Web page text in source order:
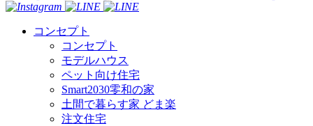
コンセプト
コンセプト
モデルハウス
ペット向け住宅
Smart2030零和の家
土間で暮らす家 どま楽
注文住宅